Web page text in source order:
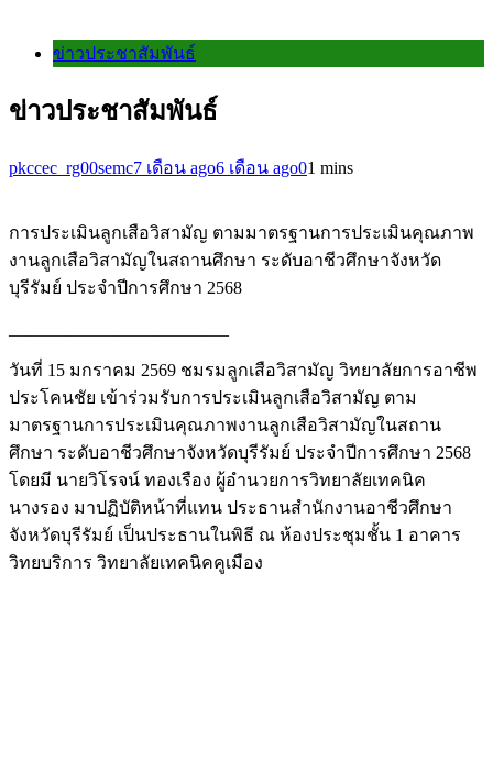
ข่าวประชาสัมพันธ์
ข่าวประชาสัมพันธ์
pkccec_rg00semc7 เดือน ago6 เดือน ago01 mins
การประเมินลูกเสือวิสามัญ ตามมาตรฐานการประเมินคุณภาพ
งานลูกเสือวิสามัญในสถานศึกษา ระดับอาชีวศึกษาจังหวัด
บุรีรัมย์ ประจำปีการศึกษา 2568
วันที่ 15 มกราคม 2569 ชมรมลูกเสือวิสามัญ วิทยาลัยการอาชีพ
ประโคนชัย เข้าร่วมรับการประเมินลูกเสือวิสามัญ ตาม
มาตรฐานการประเมินคุณภาพงานลูกเสือวิสามัญในสถาน
ศึกษา ระดับอาชีวศึกษาจังหวัดบุรีรัมย์ ประจำปีการศึกษา 2568
โดยมี นายวิโรจน์ ทองเรือง ผู้อำนวยการวิทยาลัยเทคนิค
นางรอง มาปฏิบัติหน้าที่แทน ประธานสำนักงานอาชีวศึกษา
จังหวัดบุรีรัมย์ เป็นประธานในพิธี ณ ห้องประชุมชั้น 1 อาคาร
วิทยบริการ วิทยาลัยเทคนิคคูเมือง